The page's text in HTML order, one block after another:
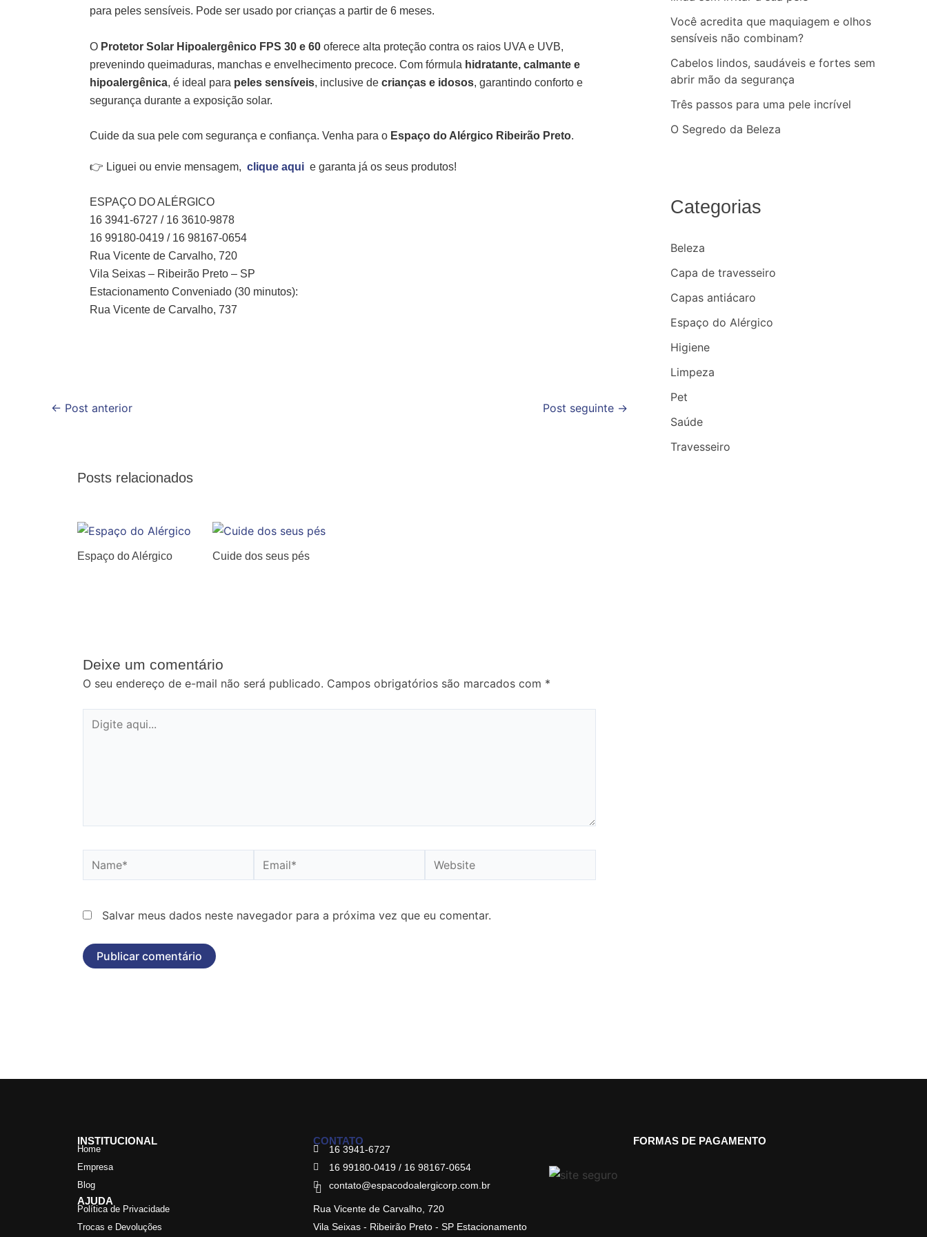
para peles sensíveis. Pode ser usado por crianças a partir de 6 meses.
O Protetor Solar Hipoalergênico FPS 30 e 60 oferece alta proteção contra os raios UVA e UVB,
prevenindo queimaduras, manchas e envelhecimento precoce. Com fórmula hidratante, calmante e
hipoalergênica, é ideal para peles sensíveis, inclusive de crianças e idosos, garantindo conforto e
segurança durante a exposição solar.
Cuide da sua pele com segurança e confiança. Venha para o Espaço do Alérgico Ribeirão Preto.
👉 Liguei ou envie mensagem, clique aqui e garanta já os seus produtos!
ESPAÇO DO ALÉRGICO
16 3941-6727 / 16 3610-9878
16 99180-0419 / 16 98167-0654
Rua Vicente de Carvalho, 720
Vila Seixas – Ribeirão Preto – SP
Estacionamento Conveniado (30 minutos):
Rua Vicente de Carvalho, 737
← Post anterior Post seguinte →
Posts relacionados
Espaço do Alérgico Cuide dos seus pés
Deixe um comentário
O seu endereço de e-mail não será publicado. Campos obrigatórios são marcados com *
Digite
aqui...
Name* Email* Website
Salvar meus dados neste navegador para a próxima vez que eu comentar.
Você acredita que maquiagem e olhos
sensíveis não combinam?
Cabelos lindos, saudáveis e fortes sem
abrir mão da segurança
Três passos para uma pele incrível
O Segredo da Beleza
Categorias
Beleza
Capa de travesseiro
Capas antiácaro
Espaço do Alérgico
Higiene
Limpeza
Pet
Saúde
Travesseiro
INSTITUCIONAL
Home
Empresa
Blog
AJUDA
Política de Privacidade
Trocas e Devoluções
CONTATO
16 3941-6727
16 99180-0419 / 16 98167-0654
contato@espacodoalergicorp.com.br
Rua Vicente de Carvalho, 720
Vila Seixas - Ribeirão Preto - SP Estacionamento
FORMAS DE PAGAMENTO